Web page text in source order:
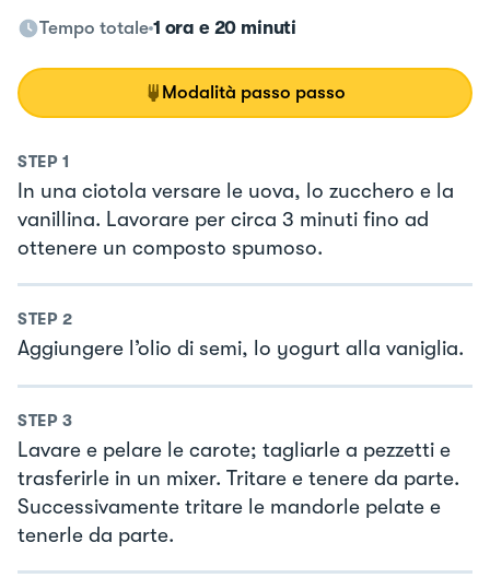
Tempo totale 1 ora e 20 minuti
Modalità passo passo
STEP 1
In una ciotola versare le uova, lo zucchero e la
vanillina. Lavorare per circa 3 minuti fino ad
ottenere un composto spumoso.
STEP 2
Aggiungere l’olio di semi, lo yogurt alla vaniglia.
STEP 3
Lavare e pelare le carote; tagliarle a pezzetti e
trasferirle in un mixer. Tritare e tenere da parte.
Successivamente tritare le mandorle pelate e
tenerle da parte.